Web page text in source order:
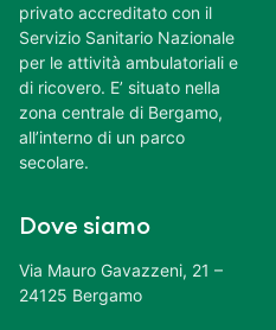
privato accreditato con il
Servizio Sanitario Nazionale
per le attività ambulatoriali e
di ricovero. E’ situato nella
zona centrale di Bergamo,
all’interno di un parco
secolare.
Dove siamo
Via Mauro Gavazzeni, 21 –
24125 Bergamo